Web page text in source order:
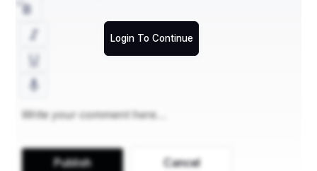
ଅଙ୍ଗଭଙ୍ଗୀ ର ନିର୍ମଳତା ତା କୁ।
ହାତ ରେ ପାଦ ରେ
ଅଳତା ର ସୂଚୀକାର୍ଯ୍ୟ
ସୁଗନ୍ଧ ର ମୁହୂର୍ତ୍ତ
Login To Continue
Publish Cancel